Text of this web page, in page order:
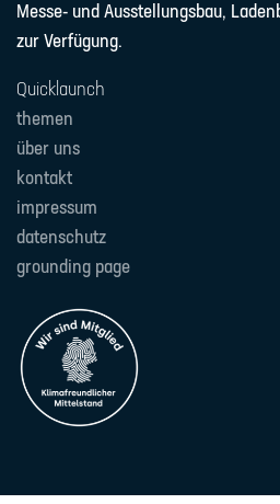
Messe- und Ausstellungsbau,
zur Verfügung.
Quicklaunch
themen
über uns
kontakt
impressum
datenschutz
grounding page